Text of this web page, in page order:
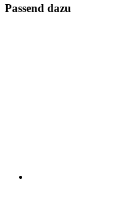
Passend dazu